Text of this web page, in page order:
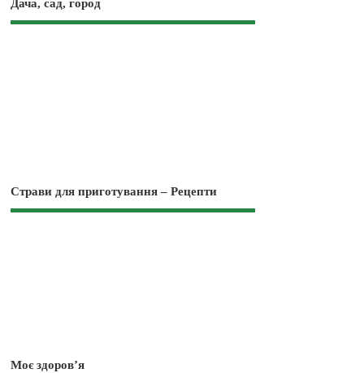
Дача, сад, город
Страви для приготування – Рецепти
Моє здоров’я